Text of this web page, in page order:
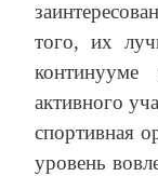
того, их
активного
спортивная
уровень